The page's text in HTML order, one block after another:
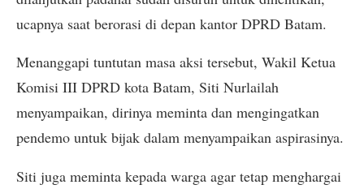
ucapnya saat berorasi di depan kantor DPRD Batam.
Menanggapi tuntutan masa aksi tersebut, Wakil Ketua
Komisi III DPRD kota Batam, Siti Nurlailah
menyampaikan, dirinya meminta dan mengingatkan
pendemo untuk bijak dalam menyampaikan aspirasinya.
Siti juga meminta kepada warga agar tetap menghargai